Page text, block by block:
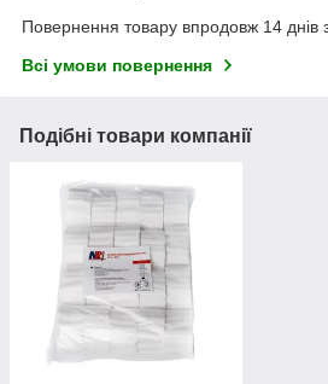
Повернення товару впродовж 14 днів
Всі умови повернення
Подібні товари компанії